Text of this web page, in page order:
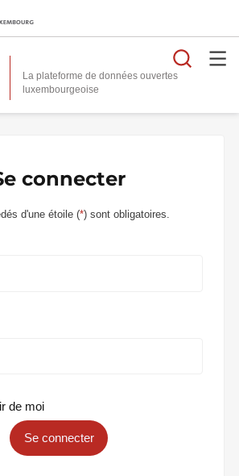
La plateforme de données ouvertes
connecter
d'une étoile (*) sont obligatoires.
de moi
Se connecter